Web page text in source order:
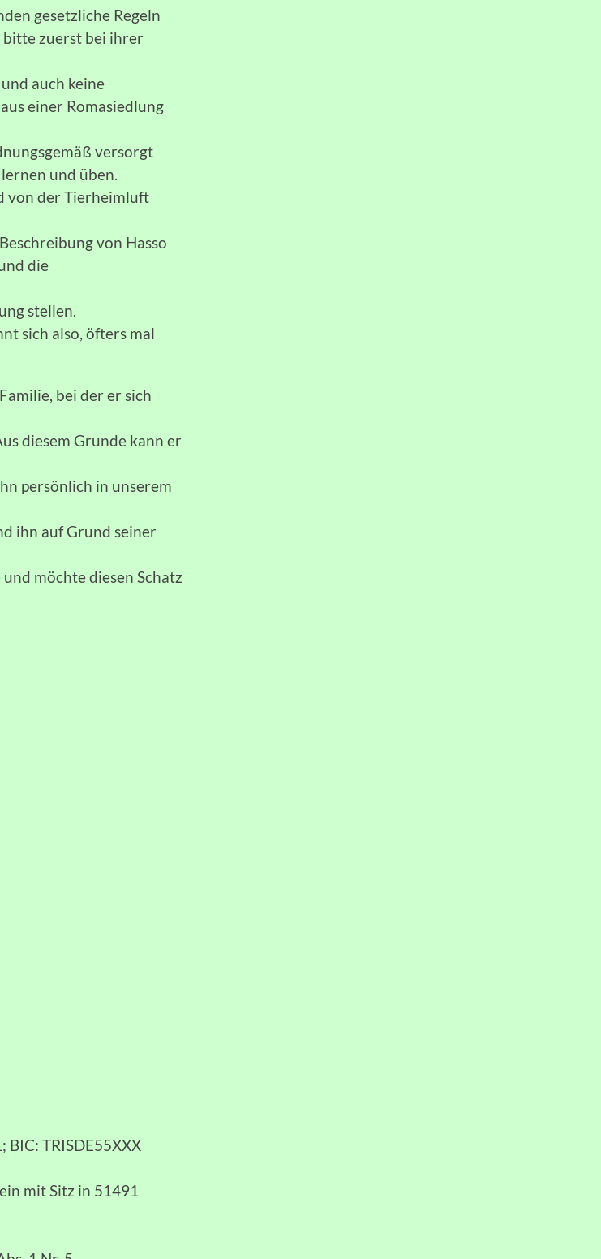
gesetzliche Regeln
bitte zuerst bei ihrer
auch keine
einer Romasiedlung
versorgt
und üben.
von der Tierheimluft
von Hasso
die
stellen.
sich also, öfters mal
bei der er sich
diesem Grunde kann er
persönlich in unserem
ihn auf Grund seiner
möchte diesen Schatz
BIC: TRISDE55XXX
mit Sitz in 51491